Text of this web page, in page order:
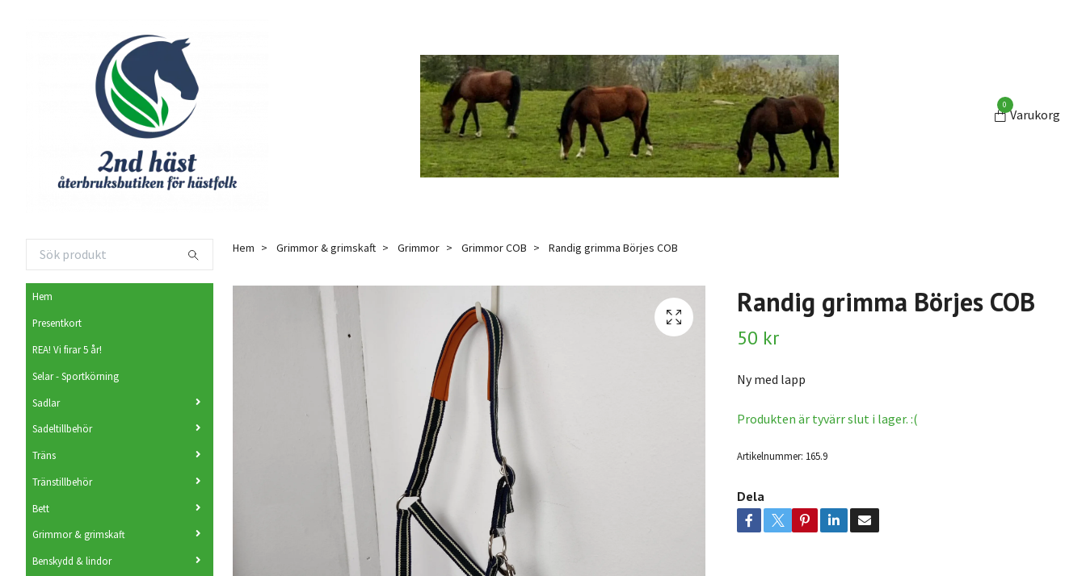
0
Varukorg
Hem
Presentkort
REA! Vi firar 5 år!
Selar - Sportkörning
Sadlar
Sadeltillbehör
Träns
Tränstillbehör
Bett
Grimmor & grimskaft
Benskydd & lindor
Hem Grimmor & grimskaft Grimmor Grimmor COB Randig grimma Börjes COB
Randig grimma Börjes COB
50 kr
Ny med lapp
Produkten är tyvärr slut i lager. :(
Artikelnummer: 165.9
Dela